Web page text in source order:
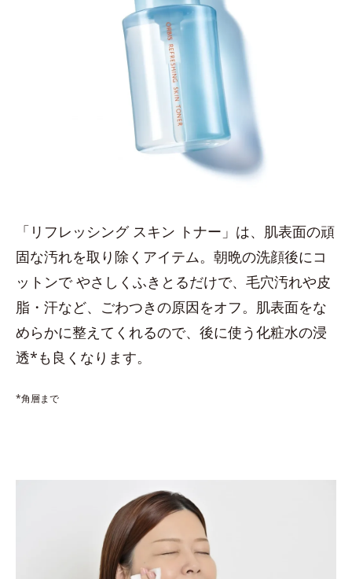
「リフレッシング スキン トナー」は、肌表面の頑
固な汚れを取り除くアイテム。朝晩の洗顔後にコ
ットンで やさしくふきとるだけで、毛穴汚れや皮
脂・汗など、ごわつきの原因をオフ。肌表面をな
めらかに整えてくれるので、後に使う化粧水の浸
透*も良くなります。
*角層まで